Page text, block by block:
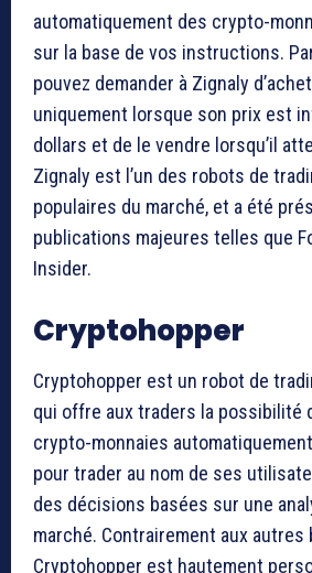
automatiquement des crypto-
sur la base de vos instructions.
pouvez demander à Zignaly
uniquement lorsque son prix est
dollars et de le vendre lorsqu’il
Zignaly est l’un des robots de
populaires du marché, et a été
publications majeures telles que
Insider.
Cryptohopper
Cryptohopper est un robot de
qui offre aux traders la possibilité
crypto-monnaies
pour trader au nom de ses
des décisions basées sur une
marché. Contrairement aux autres
Cryptohopper est hautement